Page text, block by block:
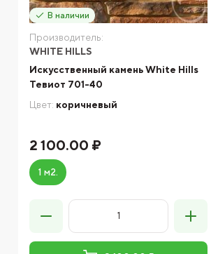
В наличии
Производитель:
WHITE HILLS
Искусственный камень White Hills
Тевиот 701-40
Цвет: коричневый
2 100.00 ₽
1 м2.